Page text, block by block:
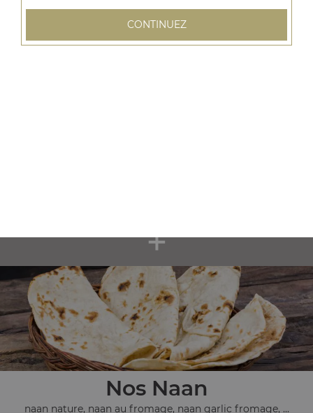
+
+
Nos Naan
naan nature, naan au fromage, naan garlic fromage, ...
CONTINUEZ